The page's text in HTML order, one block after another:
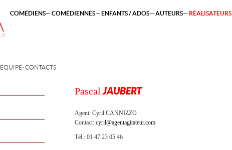
ÉQUIPE CONTACTS
COMÉDIENS COMÉDIENNES ENFANTS / ADOS AUTEURS RÉALISATEURS
Pascal JAUBERT
Agent: Cyril CANNIZZO
Contact: cyril@agentagitateur.com
Tél : 01 47 23 05 46